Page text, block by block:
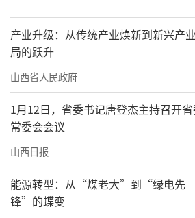
产业升级：从传统产业焕新到新兴产
局的跃升
山西省人民政府
1月12日，省委书记唐登杰主持召开
常委会会议
山西日报
能源转型：从“煤老大”到“绿电先
锋”的蝶变